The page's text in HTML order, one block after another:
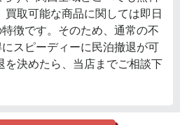
取可能な商品に関しては即日
徴です。そのため、通常の不
スピーディーに民泊撤退が可
を決めたら、当店までご相談下